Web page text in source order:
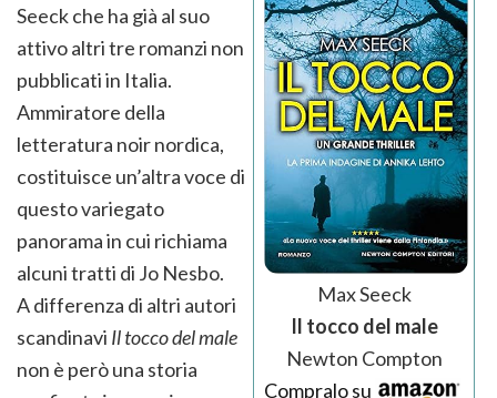
Max Seeck
Il tocco del male
Newton Compton
Compralo su
Seeck che ha già al suo
attivo altri tre romanzi non
pubblicati in Italia.
Ammiratore della
letteratura noir nordica,
costituisce un’altra voce di
questo variegato
panorama in cui richiama
alcuni tratti di Jo Nesbo.
A differenza di altri autori
scandinavi Il tocco del male
non è però una storia